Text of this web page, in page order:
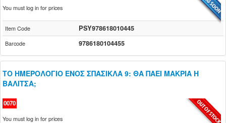
You must log in for prices
Item Code PSY978618010445
Barcode 9786180104455
ΤΟ ΗΜΕΡΟΛΟΓΙΟ ΕΝΟΣ ΣΠΑΣΙΚΛΑ 9: ΘΑ ΠΑΕΙ ΜΑΚΡΙΑ Η
ΒΑΛΙΤΣΑ;
0070
You must log in for prices